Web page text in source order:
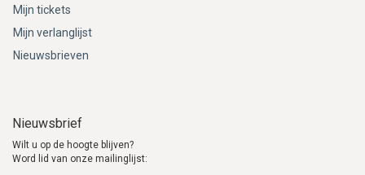
Mijn tickets
Mijn verlanglijst
Nieuwsbrieven
Nieuwsbrief
Wilt u op de hoogte blijven?
Word lid van onze mailinglijst: